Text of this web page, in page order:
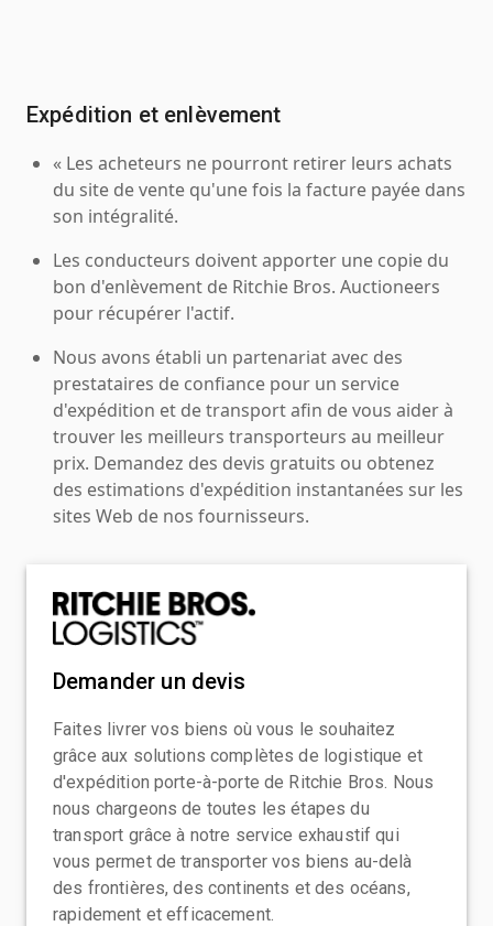
Expédition et enlèvement
« Les acheteurs ne pourront retirer leurs achats
du site de vente qu'une fois la facture payée dans
son intégralité.
Les conducteurs doivent apporter une copie du
bon d'enlèvement de Ritchie Bros. Auctioneers
pour récupérer l'actif.
Nous avons établi un partenariat avec des
prestataires de confiance pour un service
d'expédition et de transport afin de vous aider à
trouver les meilleurs transporteurs au meilleur
prix. Demandez des devis gratuits ou obtenez
des estimations d'expédition instantanées sur les
sites Web de nos fournisseurs.
Demander un devis
Faites livrer vos biens où vous le souhaitez
grâce aux solutions complètes de logistique et
d'expédition porte-à-porte de Ritchie Bros. Nous
nous chargeons de toutes les étapes du
transport grâce à notre service exhaustif qui
vous permet de transporter vos biens au-delà
des frontières, des continents et des océans,
rapidement et efficacement.